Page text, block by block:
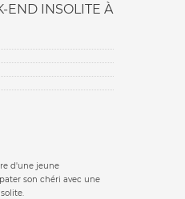
END INSOLITE À
d'une jeune
son chéri avec une